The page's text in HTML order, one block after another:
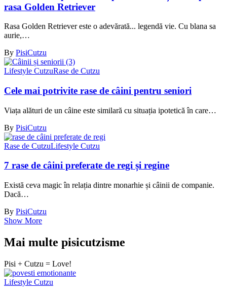
rasa Golden Retriever
Rasa Golden Retriever este o adevărată... legendă vie. Cu blana sa
aurie,…
By PisiCutzu
Lifestyle CutzuRase de Cutzu
Cele mai potrivite rase de câini pentru seniori
Viața alături de un câine este similară cu situația ipotetică în care…
By PisiCutzu
Rase de CutzuLifestyle Cutzu
7 rase de câini preferate de regi și regine
Există ceva magic în relația dintre monarhie și câinii de companie.
Dacă…
By PisiCutzu
Show More
Mai multe pisicutzisme
Pisi + Cutzu = Love!
Lifestyle Cutzu